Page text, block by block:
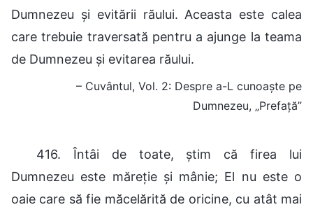
Dumnezeu și evitării răului. Aceasta este calea
care trebuie traversată pentru a ajunge la teama
de Dumnezeu și evitarea răului.
– Cuvântul, Vol. 2: Despre a-L cunoaște pe
Dumnezeu, „Prefață”
416. Întâi de toate, știm că firea lui
Dumnezeu este măreție și mânie; El nu este o
oaie care să fie măcelărită de oricine, cu atât mai